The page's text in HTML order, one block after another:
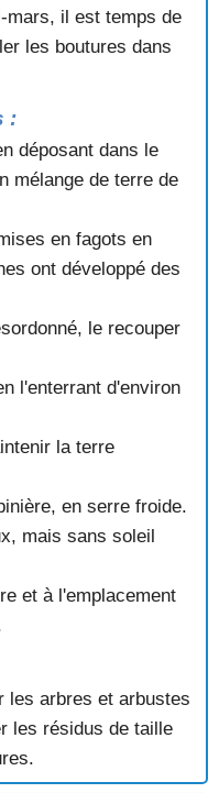
mars, il est temps de
les boutures dans
:
déposant dans le
mélange de terre de
en fagots en
ont développé des
le recouper
l'enterrant d'environ
la terre
en serre froide.
mais sans soleil
et à l'emplacement
les arbres et arbustes
les résidus de taille